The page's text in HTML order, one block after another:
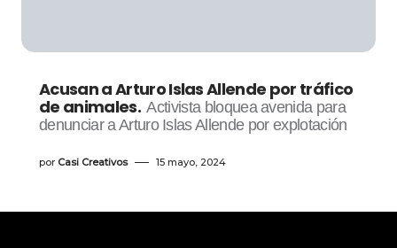
Acusan a Arturo Islas Allende por tráfico
de animales. Activista bloquea avenida para
denunciar a Arturo Islas Allende por explotación
por Casi Creativos 15 mayo, 2024